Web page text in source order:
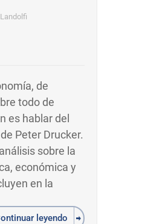
de
todo de
es hablar del
Peter Drucker.
sobre la
económica y
en la
leyendo